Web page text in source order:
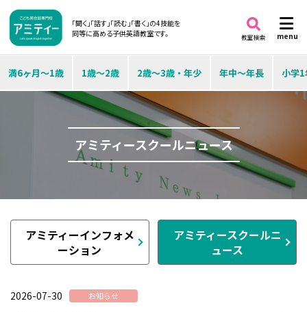
「聞く」「話す」「読む」「書く」の4技能を
同等に高める子供英語教室です。
menu
教室検索
満6ヶ月～1歳 1歳～2歳 2歳～3歳・年少 年中～年長 小学
アミティースクールニュース
アミティーインフォメ
ーション
アミティースクールニ
ュース
2026-07-30 お知らせ